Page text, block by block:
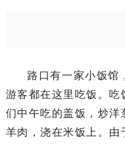
路口有一家小饭馆
游客都在这里吃饭。吃
们中午吃的盖饭，炒洋
羊肉，浇在米饭上。由